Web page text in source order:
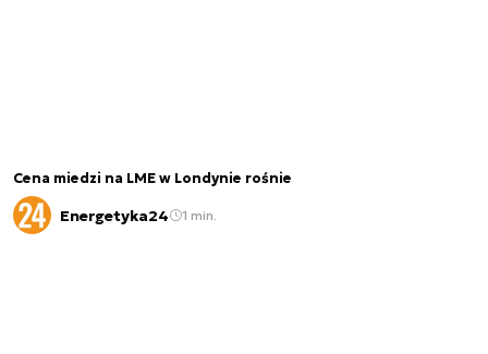
Cena miedzi na LME w Londynie rośnie
Energetyka24 1 min.